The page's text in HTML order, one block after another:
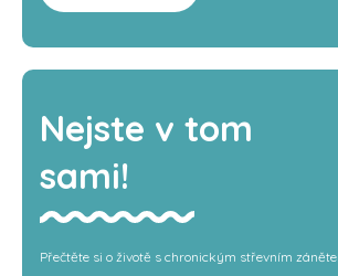
Nejste v tom
sami!
Přečtěte si o životě s chronickým střevním